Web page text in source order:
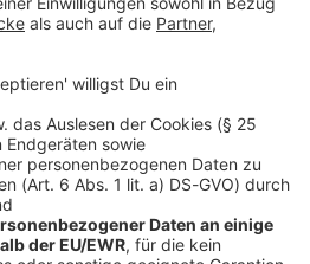
© dpa-infocom, dpa:251010-930-144876/1